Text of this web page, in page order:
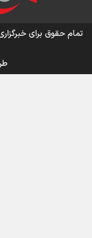
اینفو برنا/
تمام حقوق برای